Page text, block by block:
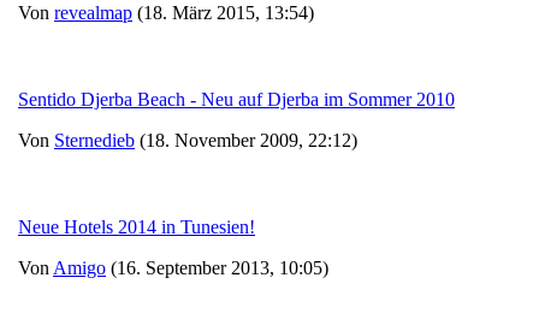
Von revealmap (18. März 2015, 13:54)
Sentido Djerba Beach - Neu auf Djerba im Sommer 2010
Von Sternedieb (18. November 2009, 22:12)
Neue Hotels 2014 in Tunesien!
Von Amigo (16. September 2013, 10:05)